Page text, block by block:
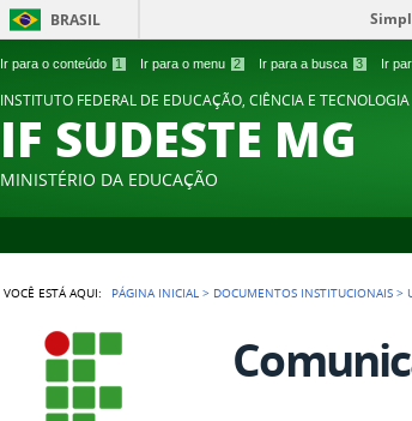
Ir para o conteúdo 1 Ir para o menu 2 Ir para a busca 3 Ir
BRASIL
INSTITUTO FEDERAL DE EDUCAÇÃO, CIÊNCIA E
IF SUDESTE MG
MINISTÉRIO DA EDUCAÇÃO
VOCÊ ESTÁ AQUI: PÁGINA INICIAL > DOCUMENTOS INSTITUCIONAIS >